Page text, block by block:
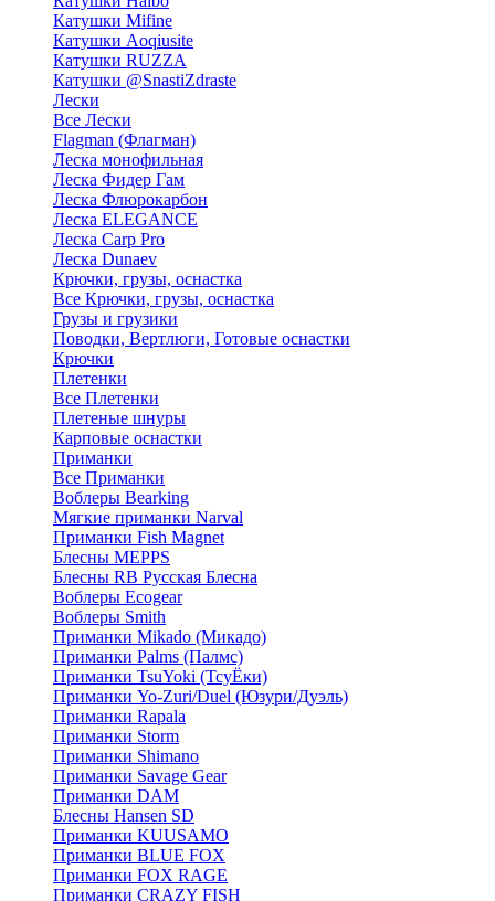
Катушки Mifine
Катушки Aoqiusite
Катушки RUZZA
Катушки @SnastiZdraste
Лески
Все Лески
Flagman (Флагман)
Леска монофильная
Леска Фидер Гам
Леска Флюрокарбон
Леска ELEGANCE
Леска Carp Pro
Леска Dunaev
Крючки, грузы, оснастка
Все Крючки, грузы, оснастка
Грузы и грузики
Поводки, Вертлюги, Готовые оснастки
Крючки
Плетенки
Все Плетенки
Плетеные шнуры
Карповые оснастки
Приманки
Все Приманки
Воблеры Bearking
Мягкие приманки Narval
Приманки Fish Magnet
Блесны MEPPS
Блесны RB Русская Блесна
Воблеры Ecogear
Воблеры Smith
Приманки Mikado (Микадо)
Приманки Palms (Палмс)
Приманки TsuYoki (ТсуЁки)
Приманки Yo-Zuri/Duel (Юзури/Дуэль)
Приманки Rapala
Приманки Storm
Приманки Shimano
Приманки Savage Gear
Приманки DAM
Блесны Hansen SD
Приманки KUUSAMO
Приманки BLUE FOX
Приманки FOX RAGE
Приманки CRAZY FISH